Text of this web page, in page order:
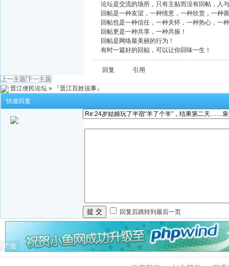
论坛是交流的场所，只有主贴而没有回帖，人
回帖是一种友谊，一种情意，一种欣赏，一种
回帖也是一种信任，一种关怀，一种热心，一
回帖更是一种共享，一种共振！
回帖是网络最美丽的行为！
有时一篇好的回贴，可以让你回味一生！
回复
引用
上一主题 下一主题
晋江便民论坛 »
『晋江百姓说事』
快速回复
提 交 回复后跳转到最后一页
广告